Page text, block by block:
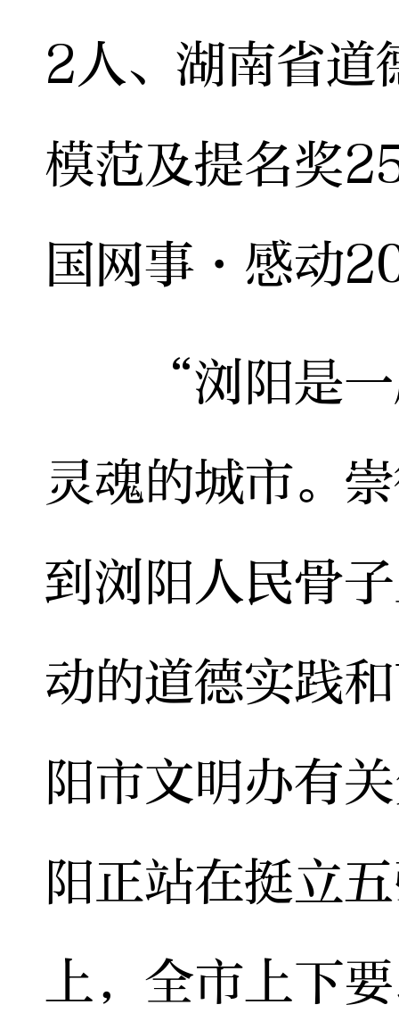
2人、湖南省道
模范及提名奖
国网事·感动
“浏阳是一
灵魂的城市。
到浏阳人民骨
动的道德实践
阳市文明办有
阳正站在挺立
上，全市上下